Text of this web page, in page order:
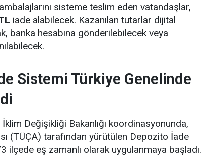
sisteme teslim eden vatandaşlar,
iade alabilecek. Kazanılan tutarlar dijital
banka hesabına gönderilebilecek veya
Sistemi Türkiye Genelinde
Değişikliği Bakanlığı koordinasyonunda,
(TÜÇA) tarafından yürütülen Depozito İade
ilçede eş zamanlı olarak uygulanmaya başladı.